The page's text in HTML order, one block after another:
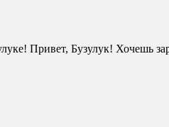
Привет, Бузулук! Хочешь